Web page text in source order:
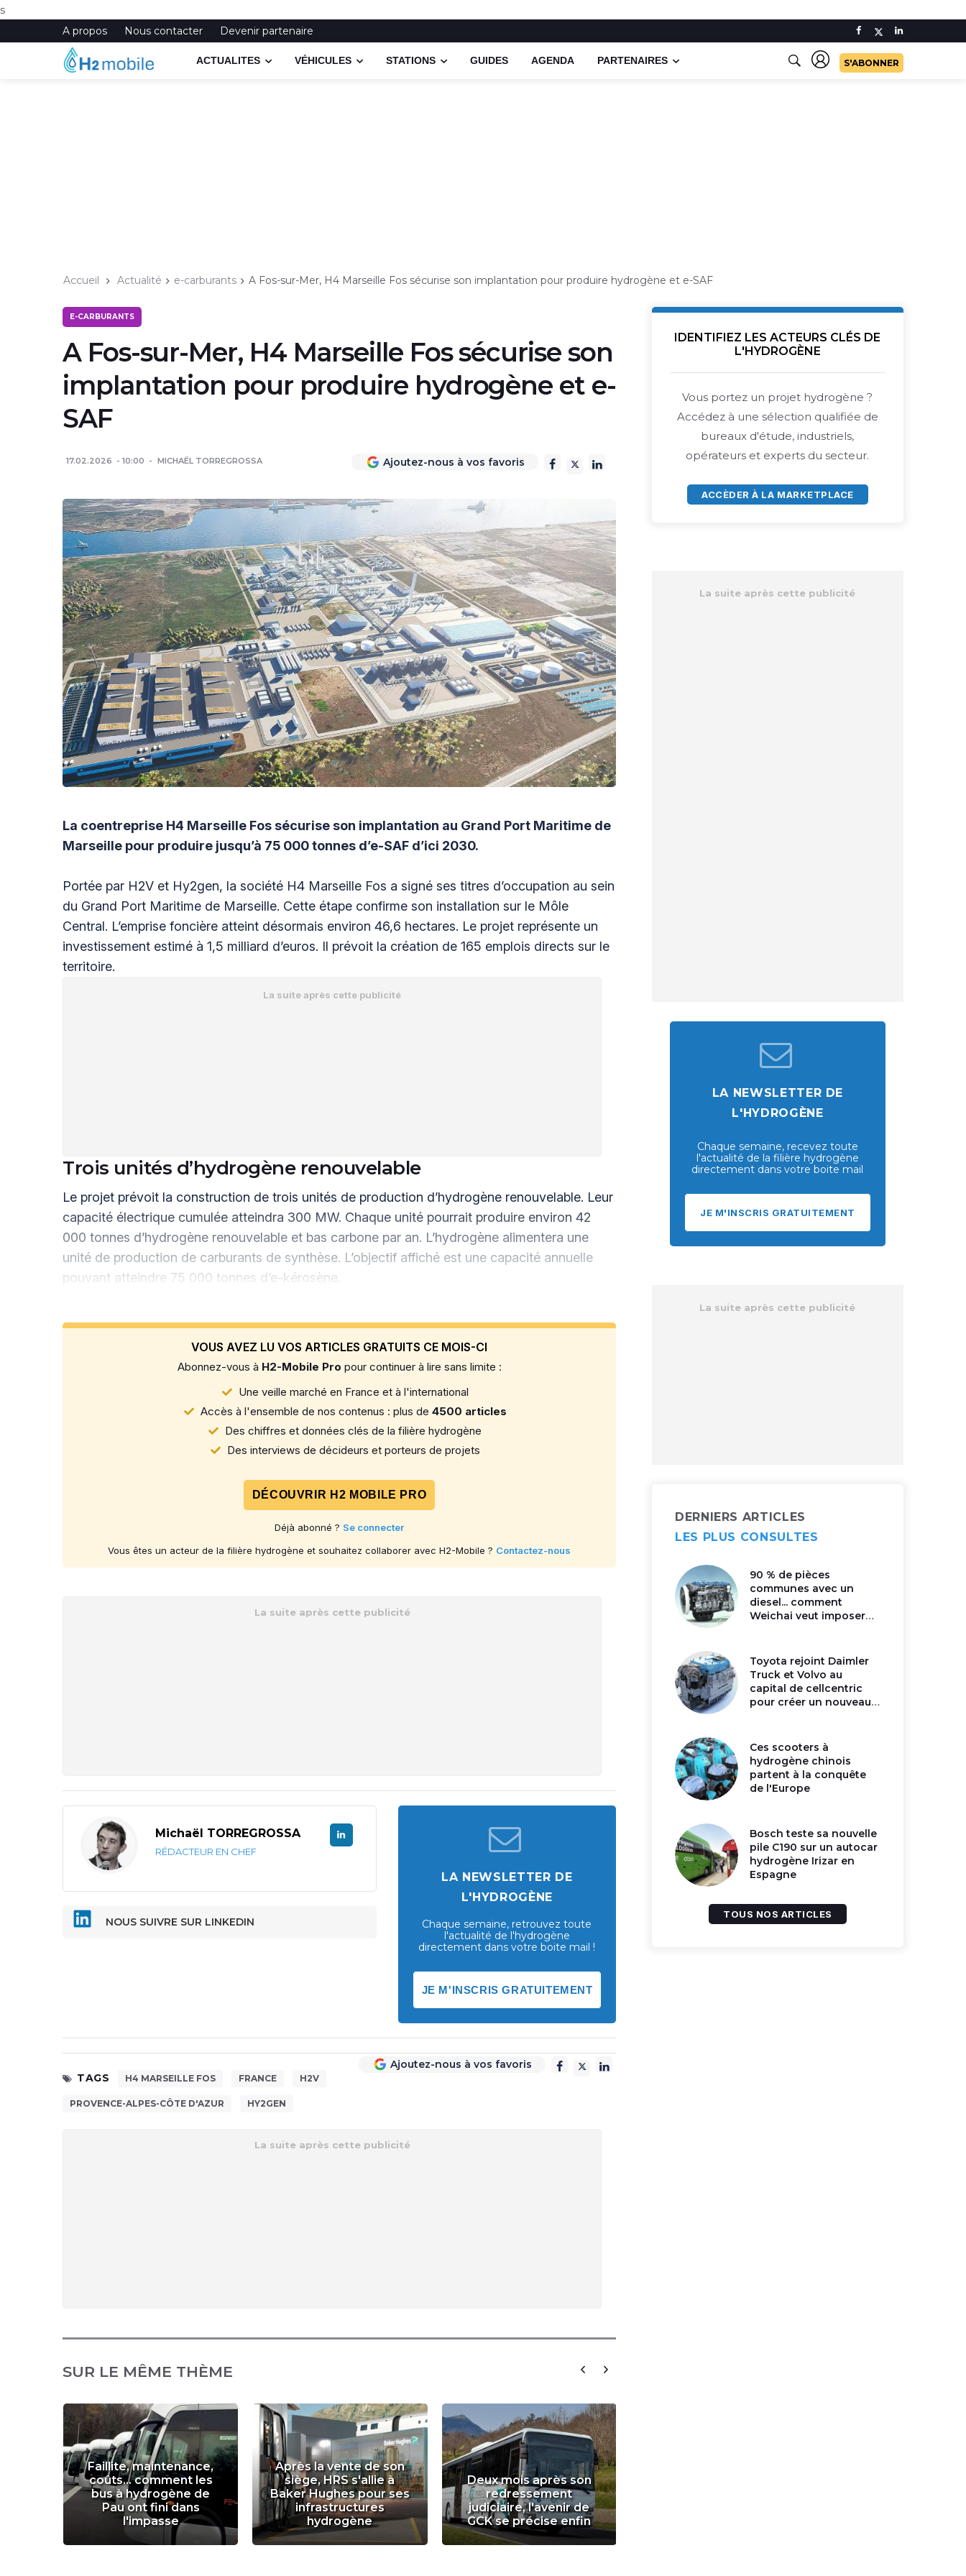
s
A propos Nous contacter Devenir partenaire
ACTUALITES VÉHICULES STATIONS GUIDES AGENDA PARTENAIRES S'ABONNER
Accueil Actualité e-carburants A Fos-sur-Mer, H4 Marseille Fos sécurise son implantation pour produire hydrogène et e-SAF
E-CARBURANTS
A Fos-sur-Mer, H4 Marseille Fos sécurise son
implantation pour produire hydrogène et e-
SAF
17.02.2026 10:00 MICHAËL TORREGROSSA Ajoutez-nous à vos favoris
La coentreprise H4 Marseille Fos sécurise son implantation au Grand Port Maritime de
Marseille pour produire jusqu’à 75 000 tonnes d’e-SAF d’ici 2030.
Portée par H2V et Hy2gen, la société H4 Marseille Fos a signé ses titres d’occupation au sein
du Grand Port Maritime de Marseille. Cette étape confirme son installation sur le Môle
Central. L’emprise foncière atteint désormais environ 46,6 hectares. Le projet représente un
investissement estimé à 1,5 milliard d’euros. Il prévoit la création de 165 emplois directs sur le
territoire.
Trois unités d’hydrogène renouvelable
Le projet prévoit la construction de trois unités de production d’hydrogène renouvelable. Leur
capacité électrique cumulée atteindra 300 MW. Chaque unité pourrait produire environ 42
000 tonnes d’hydrogène renouvelable et bas carbone par an. L’hydrogène alimentera une
unité de production de carburants de synthèse. L’objectif affiché est une capacité annuelle
pouvant atteindre 75 000 tonnes d’e-kérosène.
VOUS AVEZ LU VOS ARTICLES GRATUITS CE MOIS-CI
Abonnez-vous à H2-Mobile Pro pour continuer à lire sans limite :
Une veille marché en France et à l'international
Accès à l'ensemble de nos contenus : plus de 4500 articles
Des chiffres et données clés de la filière hydrogène
Des interviews de décideurs et porteurs de projets
DÉCOUVRIR H2 MOBILE PRO
Déjà abonné ? Se connecter
Vous êtes un acteur de la filière hydrogène et souhaitez collaborer avec H2-Mobile ? Contactez-nous
Michaël TORREGROSSA
RÉDACTEUR EN CHEF
NOUS SUIVRE SUR LINKEDIN
LA NEWSLETTER DE
L'HYDROGÈNE
Chaque semaine, retrouvez toute
l'actualité de l'hydrogène
directement dans votre boite mail !
JE M'INSCRIS GRATUITEMENT
Ajoutez-nous à vos favoris
TAGS
H4 MARSEILLE FOS FRANCE H2V
PROVENCE-ALPES-CÔTE D'AZUR HY2GEN
SUR LE MÊME THÈME
Faillite, maintenance,
coûts... comment les
bus à hydrogène de
Pau ont fini dans
l'impasse
Après la vente de son
siège, HRS s'allie à
Baker Hughes pour ses
infrastructures
hydrogène
Deux mois après son
redressement
judiciaire, l'avenir de
GCK se précise enfin
IDENTIFIEZ LES ACTEURS CLÉS DE
L'HYDROGÈNE
Vous portez un projet hydrogène ?
Accédez à une sélection qualifiée de
bureaux d'étude, industriels,
opérateurs et experts du secteur.
ACCÈDER À LA MARKETPLACE
LA NEWSLETTER DE
L'HYDROGÈNE
Chaque semaine, recevez toute
l'actualité de la filière hydrogène
directement dans votre boite mail
JE M'INSCRIS GRATUITEMENT
DERNIERS ARTICLES
LES PLUS CONSULTES
90 % de pièces
communes avec un
diesel... comment
Weichai veut imposer
Toyota rejoint Daimler
Truck et Volvo au
capital de cellcentric
pour créer un nouveau
Ces scooters à
hydrogène chinois
partent à la conquête
de l'Europe
Bosch teste sa nouvelle
pile C190 sur un autocar
hydrogène Irizar en
Espagne
TOUS NOS ARTICLES